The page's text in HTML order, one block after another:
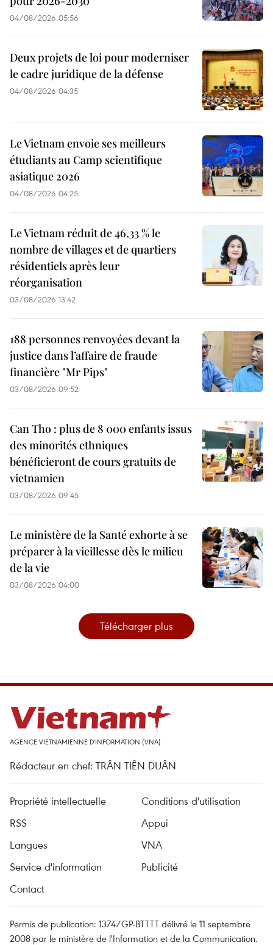
04/08/2026 05:56
Deux projets de loi pour moderniser
le cadre juridique de la défense
04/08/2026 04:35
Le Vietnam envoie ses meilleurs
étudiants au Camp scientifique
asiatique 2026
04/08/2026 04:25
Le Vietnam réduit de 46,33 % le
nombre de villages et de quartiers
résidentiels après leur
réorganisation
03/08/2026 13:42
188 personnes renvoyées devant la
justice dans l’affaire de fraude
financière "Mr Pips"
03/08/2026 09:52
Can Tho : plus de 8 000 enfants issus
des minorités ethniques
bénéficieront de cours gratuits de
vietnamien
03/08/2026 09:45
Le ministère de la Santé exhorte à se
préparer à la vieillesse dès le milieu
de la vie
03/08/2026 04:00
Télécharger plus
AGENCE VIETNAMIENNE D'INFORMATION (VNA)
Rédacteur en chef: TRÂN TIÊN DUÂN
Propriété intellectuelle
Conditions d'utilisation
RSS
Appui
Langues
VNA
Service d'information
Publicité
Contact
Permis de publication: 1374/GP-BTTTT délivré le 11 septembre
2008 par le ministère de l'Information et de la Communication.